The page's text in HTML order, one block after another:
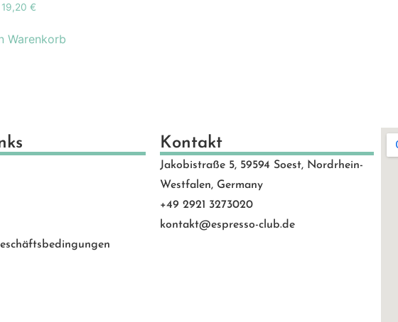
(8)
(0)
19,20€
Warenkorb
Kontakt
Jakobistraße 5, 59594 Soest, Nordrhein-
Westfalen, Germany
+49 2921 3273020
kontakt@espresso-club.de